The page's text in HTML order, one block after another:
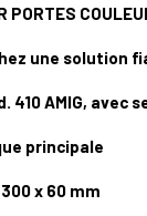
PORTES
une solution
410 AMIG,
principale
x 60 mm